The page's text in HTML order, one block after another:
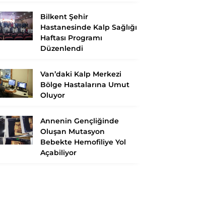
Bilkent Şehir
Hastanesinde Kalp Sağlığı
Haftası Programı
Düzenlendi
Van’daki Kalp Merkezi
Bölge Hastalarına Umut
Oluyor
Annenin Gençliğinde
Oluşan Mutasyon
Bebekte Hemofiliye Yol
Açabiliyor